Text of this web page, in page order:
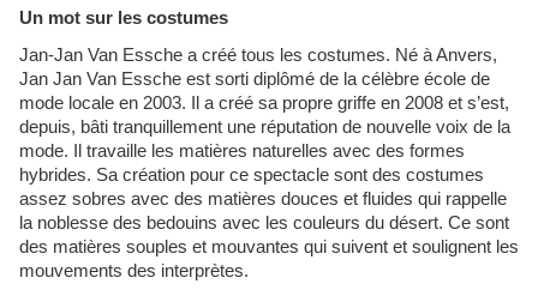
Un mot sur les costumes
Jan-Jan Van Essche a créé tous les costumes. Né à Anvers,
Jan Jan Van Essche est sorti diplômé de la célèbre école de
mode locale en 2003. Il a créé sa propre griffe en 2008 et s’est,
depuis, bâti tranquillement une réputation de nouvelle voix de la
mode. Il travaille les matières naturelles avec des formes
hybrides. Sa création pour ce spectacle sont des costumes
assez sobres avec des matières douces et fluides qui rappelle
la noblesse des bedouins avec les couleurs du désert. Ce sont
des matières souples et mouvantes qui suivent et soulignent les
mouvements des interprètes.